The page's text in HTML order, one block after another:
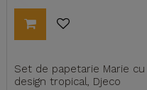
Set de papetarie Marie cu
design tropical, Djeco